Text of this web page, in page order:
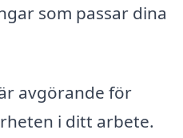
som passar dina
avgörande för
i ditt arbete.